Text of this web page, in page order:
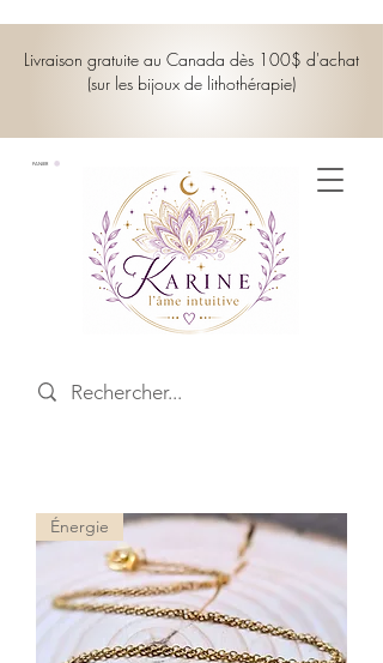
PANIER
Livraison gratuite au Canada dès 100$ d'achat
(sur les bijoux de lithothérapie)
Énergie